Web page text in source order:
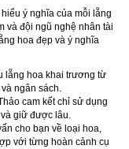
ý nghĩa của mỗi lẵng
và đội ngũ nghệ nhân tài
hoa đẹp và ý nghĩa
lẵng hoa khai trương từ
ngân sách.
cam kết chỉ sử dụng
giữ được lâu.
cho bạn về loại hoa,
với từng hoàn cảnh cụ